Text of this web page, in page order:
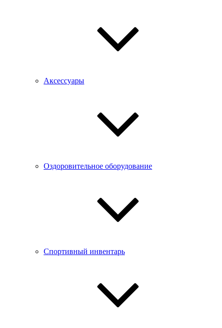
Аксессуары
Оздоровительное оборудование
Спортивный инвентарь